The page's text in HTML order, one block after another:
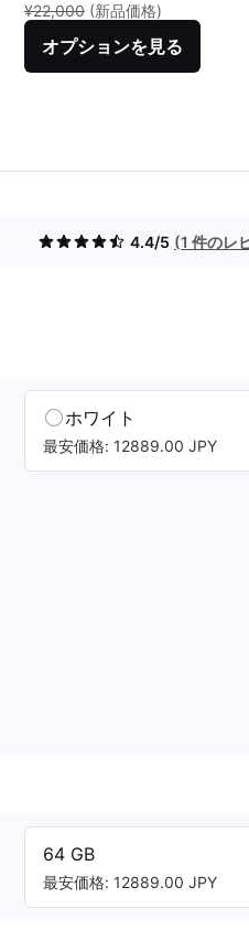
¥22,000 (新品価格)
オプションを見る
4.4/5 (1 件のレ
ホワイト
最安価格: 12889.00 JPY
64 GB
最安価格: 12889.00 JPY